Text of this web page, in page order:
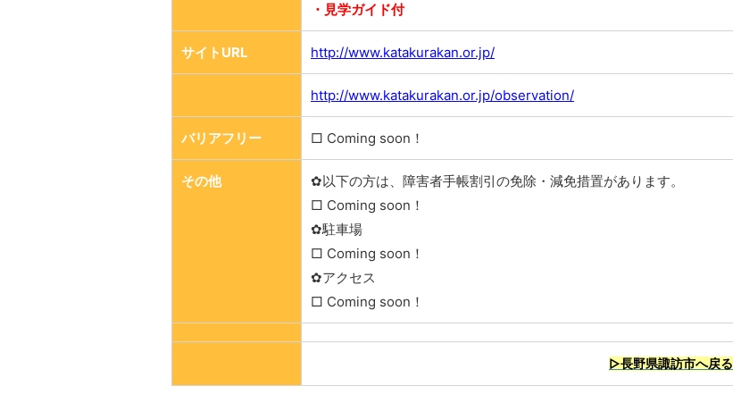
・見学ガイド付
サイトURL http://www.katakurakan.or.jp/
http://www.katakurakan.or.jp/observation/
バリアフリー □ Coming soon！
その他
✿以下の方は、障害者手帳割引の免除・減免措置があります。
□ Coming soon！
✿駐車場
□ Coming soon！
✿アクセス
□ Coming soon！
▷長野県諏訪市へ戻る